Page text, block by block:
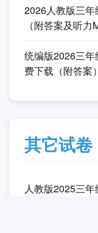
2026人教版三
（附答案及听力
统编版2026三
费下载（附答案）
其它试卷
人教版2025三